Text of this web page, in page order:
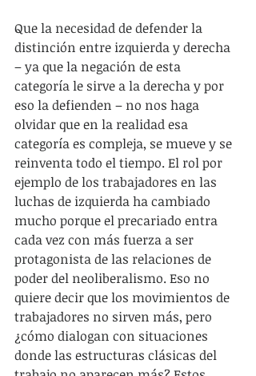
Que la necesidad de defender la
distinción entre izquierda y derecha
– ya que la negación de esta
categoría le sirve a la derecha y por
eso la defienden – no nos haga
olvidar que en la realidad esa
categoría es compleja, se mueve y se
reinventa todo el tiempo. El rol por
ejemplo de los trabajadores en las
luchas de izquierda ha cambiado
mucho porque el precariado entra
cada vez con más fuerza a ser
protagonista de las relaciones de
poder del neoliberalismo. Eso no
quiere decir que los movimientos de
trabajadores no sirven más, pero
¿cómo dialogan con situaciones
donde las estructuras clásicas del